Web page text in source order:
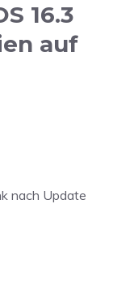
16.3
auf
nach Update